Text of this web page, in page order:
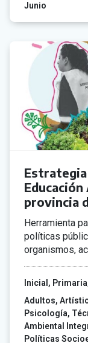
Junio
Estrategia
provincia
Herramienta
políticas
organismos,
Inicial Primaria
Adultos
Psicología
Ambiental
Políticas